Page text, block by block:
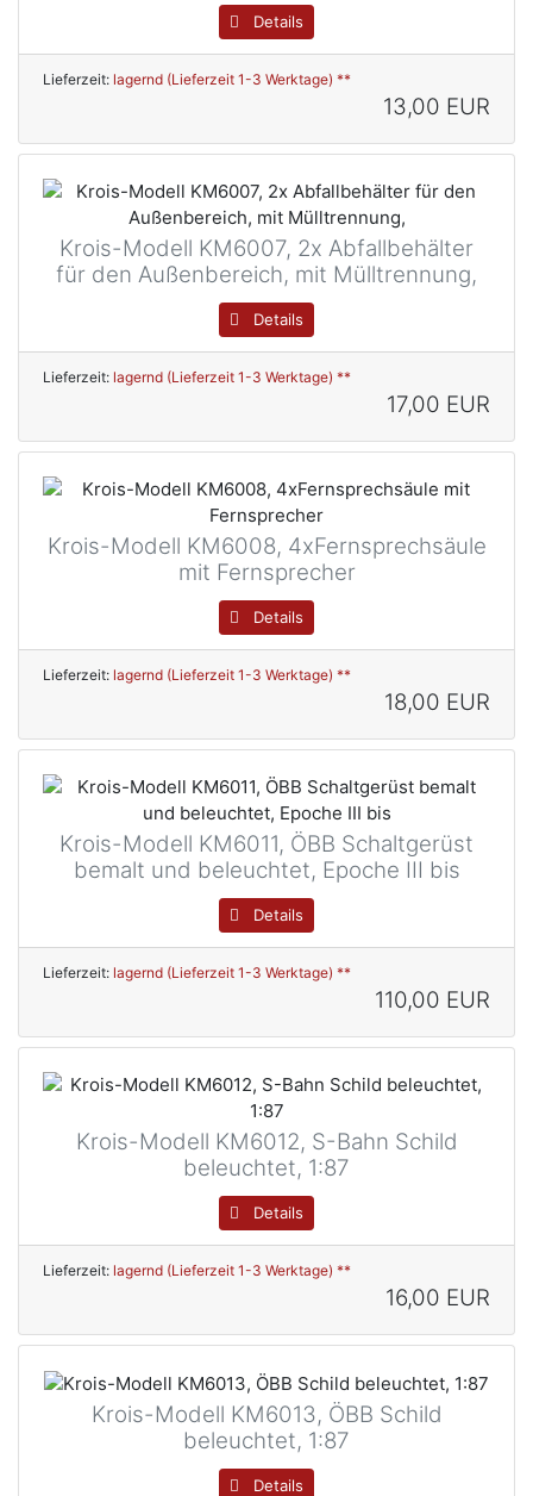
Details
Lieferzeit: lagernd (Lieferzeit 1-3 Werktage) **
13,00 EUR
Krois-Modell KM6007, 2x Abfallbehälter
für den Außenbereich, mit Mülltrennung,
Details
Lieferzeit: lagernd (Lieferzeit 1-3 Werktage) **
17,00 EUR
Krois-Modell KM6008, 4xFernsprechsäule
mit Fernsprecher
Details
Lieferzeit: lagernd (Lieferzeit 1-3 Werktage) **
18,00 EUR
Krois-Modell KM6011, ÖBB Schaltgerüst
bemalt und beleuchtet, Epoche III bis
Details
Lieferzeit: lagernd (Lieferzeit 1-3 Werktage) **
110,00 EUR
Krois-Modell KM6012, S-Bahn Schild
beleuchtet, 1:87
Details
Lieferzeit: lagernd (Lieferzeit 1-3 Werktage) **
16,00 EUR
Krois-Modell KM6013, ÖBB Schild
beleuchtet, 1:87
Details